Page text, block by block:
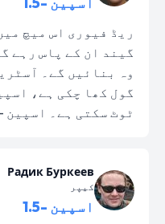
ریڈ فیوری اس میچ
گیند ان کے پاس رہے
گول کھا چکی ہے،
ٹوٹ سکتی ہے۔ اسپین -1.5 میری پسند ہے۔
Радик Буркеев
کیپر
اسپین -1.5